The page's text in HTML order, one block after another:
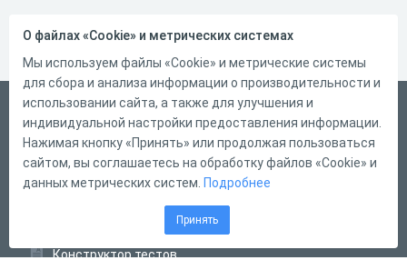
Русский
Справка
Форма обратной связи
Конструктор тестов
О файлах «Cookie» и метрических системах
Мы используем файлы «Cookie» и метрические системы
для сбора и анализа информации о производительности и
использовании сайта, а также для улучшения и
индивидуальной настройки предоставления информации.
Нажимая кнопку «Принять» или продолжая пользоваться
сайтом, вы соглашаетесь на обработку файлов «Cookie» и
данных метрических систем. Подробнее
Принять